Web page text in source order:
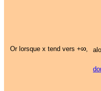
Or lorsque x tend vers +